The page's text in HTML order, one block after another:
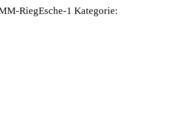
RiegEsche-1 Kategorie: